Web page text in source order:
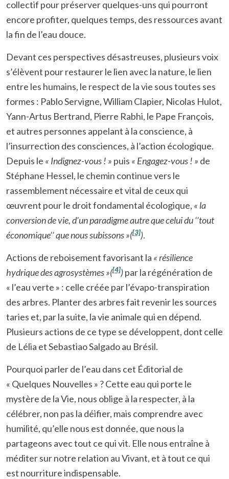
collectif pour préserver quelques-uns qui pourront
encore profiter, quelques temps, des ressources avant
la fin de l’eau douce.
Devant ces perspectives désastreuses, plusieurs voix
s’élèvent pour restaurer le lien avec la nature, le lien
entre les humains, le respect de la vie sous toutes ses
formes : Pablo Servigne, William Clapier, Nicolas Hulot,
Yann-Artus Bertrand, Pierre Rabhi, le Pape François,
et autres personnes appelant à la conscience, à
l’insurrection des consciences, à l’action écologique.
Depuis le « Indignez-vous ! » puis « Engagez-vous ! » de
Stéphane Hessel, le chemin continue vers le
rassemblement nécessaire et vital de ceux qui
œuvrent pour le droit fondamental écologique, « la
conversion de vie, d’un paradigme autre que celui du ‘’tout
économique’’ que nous subissons »([3]).
Actions de reboisement favorisant la « résilience
hydrique des agrosystèmes »([4])par la régénération de
« l’eau verte » : celle créée par l’évapo-transpiration
des arbres. Planter des arbres fait revenir les sources
taries et, par la suite, la vie animale qui en dépend.
Plusieurs actions de ce type se développent, dont celle
de Lélia et Sebastiao Salgado au Brésil.
Pourquoi parler de l’eau dans cet Éditorial de
« Quelques Nouvelles » ? Cette eau qui porte le
mystère de la Vie, nous oblige à la respecter, à la
célébrer, non pas la déifier, mais comprendre avec
humilité, qu’elle nous est donnée, que nous la
partageons avec tout ce qui vit. Elle nous entraîne à
méditer sur notre relation au Vivant, et à tout ce qui
est nourriture indispensable.